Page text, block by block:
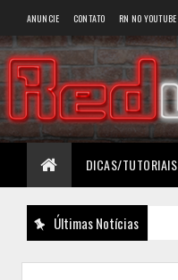
ANUNCIE CONTATO RN NO YOUTUBE
DICAS/TUTORIAIS
Últimas Notícias